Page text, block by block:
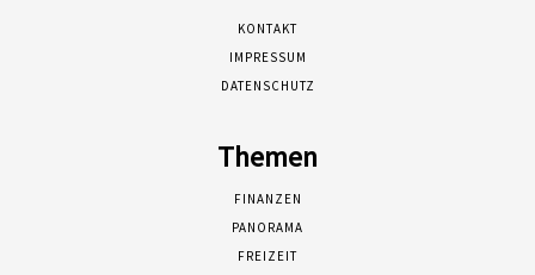
KONTAKT
IMPRESSUM
DATENSCHUTZ
Themen
FINANZEN
PANORAMA
FREIZEIT